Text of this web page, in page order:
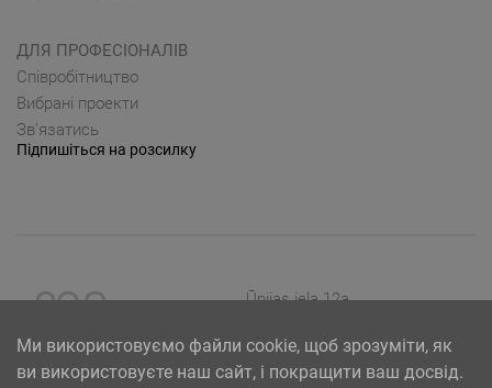
ДЛЯ ПРОФЕСІОНАЛІВ
Cпівробітництво
Вибрані проекти
Зв’язатись
Підпишіться на розсилку
Ūnijas iela 12a,
Ми використовуємо файли cookie, щоб зрозуміти, як
ви використовуєте наш сайт, і покращити ваш досвід.